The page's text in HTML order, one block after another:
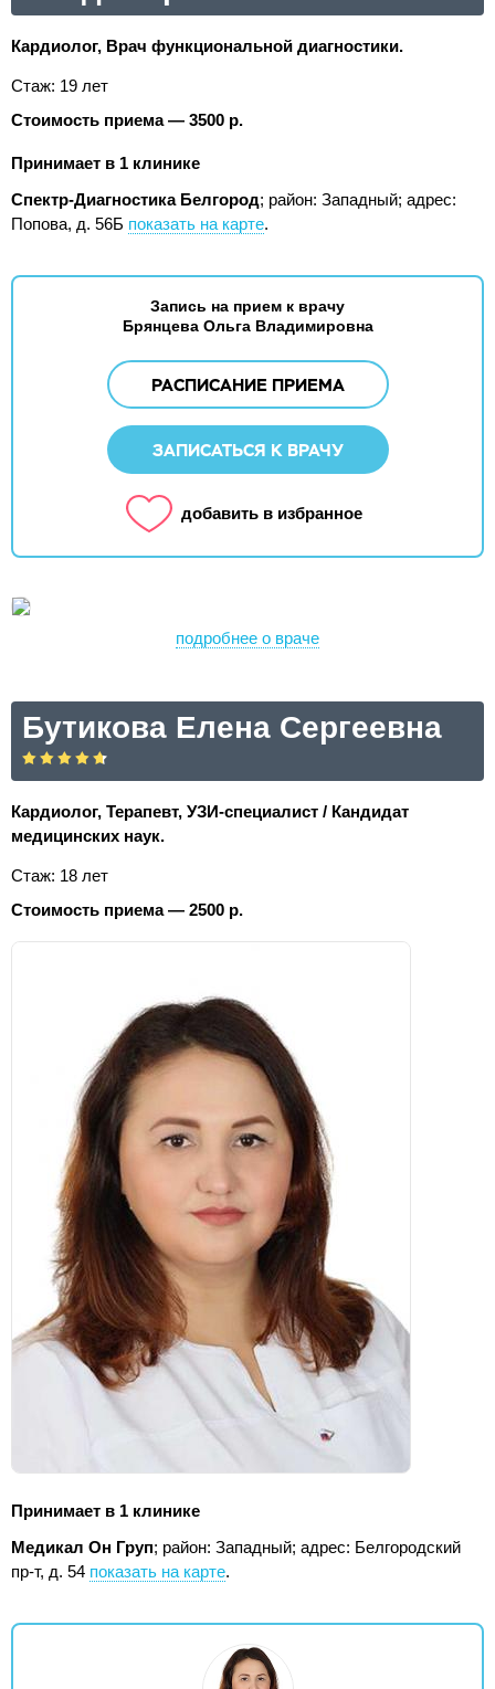
Кардиолог, Врач функциональной диагностики.
Стаж: 19 лет
Стоимость приема — 3500 р.
Принимает в 1 клинике
Спектр-Диагностика Белгород; район: Западный; адрес:
Попова, д. 56Б показать на карте.
Запись на прием к врачу
Брянцева Ольга Владимировна
РАСПИСАНИЕ ПРИЕМА
ЗАПИСАТЬСЯ К ВРАЧУ
добавить в избранное
подробнее о враче
Бутикова Елена Сергеевна
Кардиолог, Терапевт, УЗИ-специалист / Кандидат
медицинских наук.
Стаж: 18 лет
Стоимость приема — 2500 р.
Принимает в 1 клинике
Медикал Он Груп; район: Западный; адрес: Белгородский
пр-т, д. 54 показать на карте.